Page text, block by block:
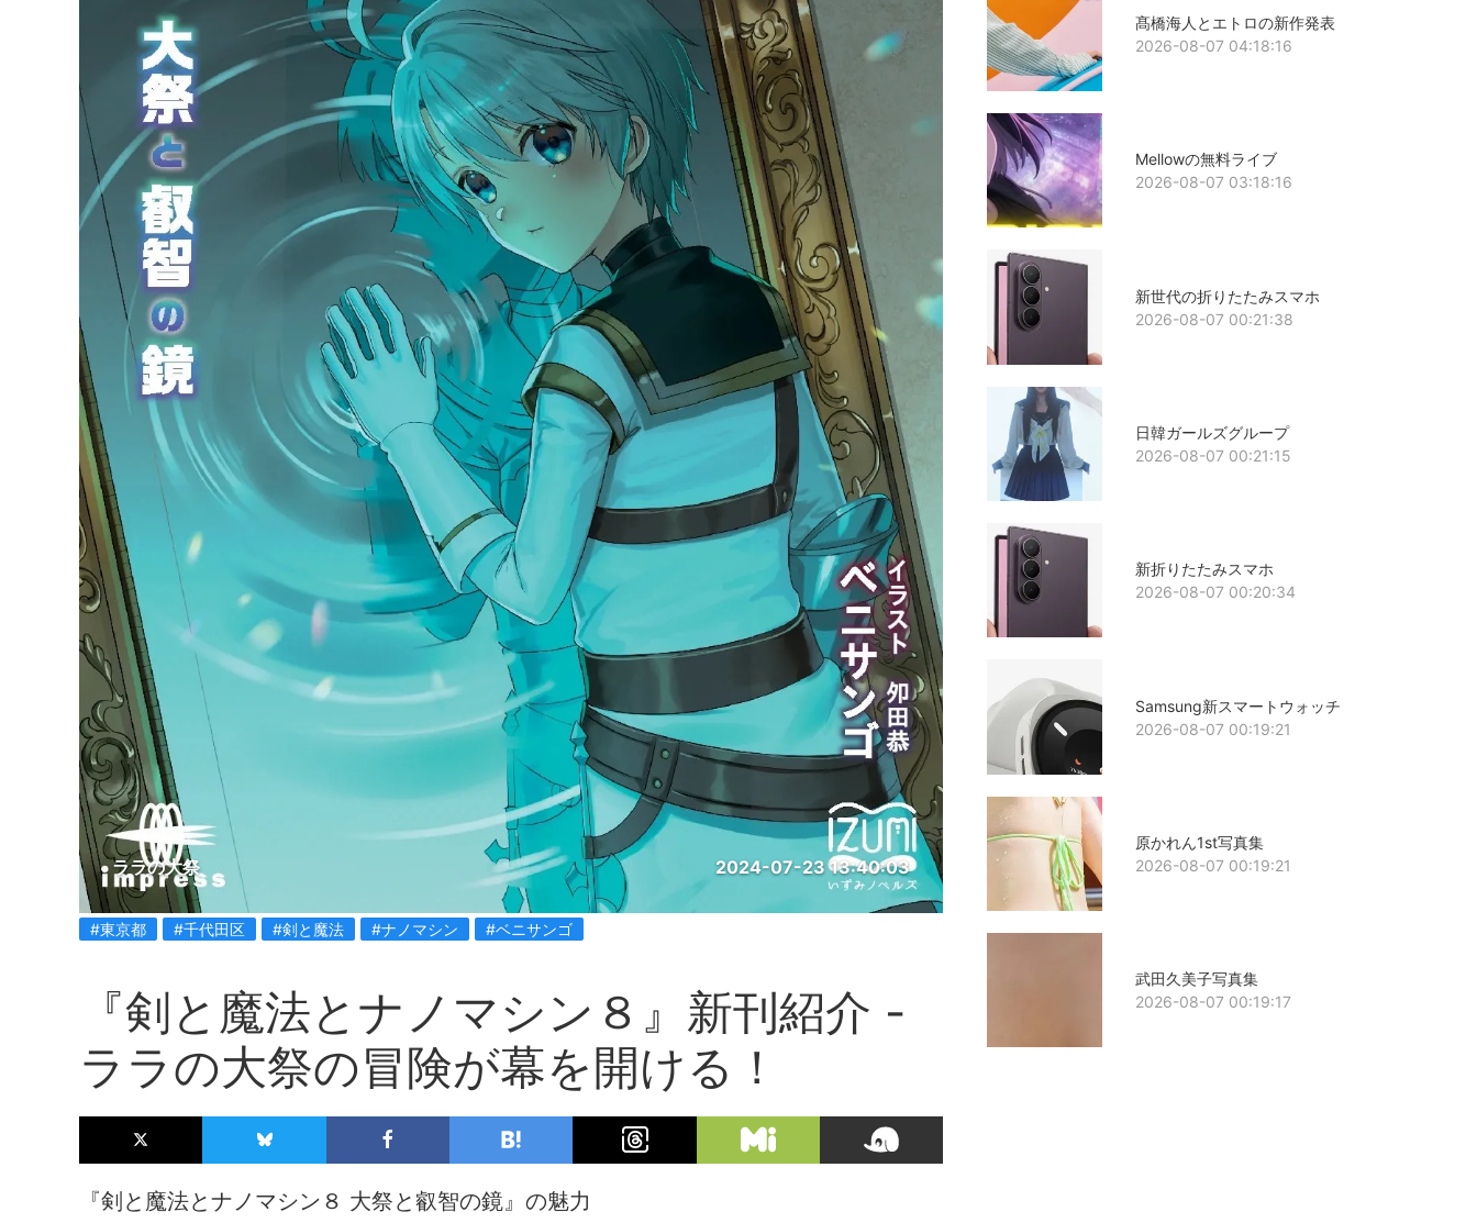
ララの大祭 2024-07-23 13:40:03
#東京都 #千代田区 #剣と魔法 #ナノマシン #ベニサンゴ
『剣と魔法とナノマシン８』新刊紹介 -
ララの大祭の冒険が幕を開ける！
『剣と魔法とナノマシン８ 大祭と叡智の鏡』の魅力
髙橋海人とエトロの新作発表
2026-08-07 04:18:16
Mellowの無料ライブ
2026-08-07 03:18:16
新世代の折りたたみスマホ
2026-08-07 00:21:38
日韓ガールズグループ
2026-08-07 00:21:15
新折りたたみスマホ
2026-08-07 00:20:34
Samsung新スマートウォッチ
2026-08-07 00:19:21
原かれん1st写真集
2026-08-07 00:19:21
武田久美子写真集
2026-08-07 00:19:17